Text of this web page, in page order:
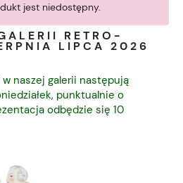
jest niedostępny.
RETRO-
LIPCA 2026
naszej galerii następują
punktualnie o
odbędzie się 10